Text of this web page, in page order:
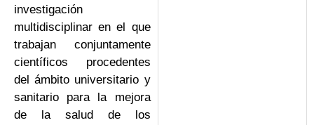
investigación
multidisciplinar en el que
trabajan conjuntamente
científicos procedentes
del ámbito universitario y
sanitario para la mejora
de la salud de los